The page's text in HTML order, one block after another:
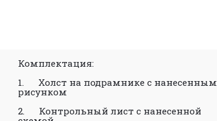
Комплектация:
1. Холст на подрамнике с нанесенным
рисунком
2. Контрольный лист с нанесенной